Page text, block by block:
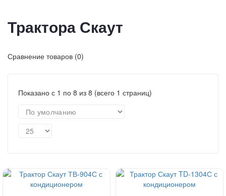
Трактора Скаут
Сравнение товаров (0)
Показано с 1 по 8 из 8 (всего 1 страниц)